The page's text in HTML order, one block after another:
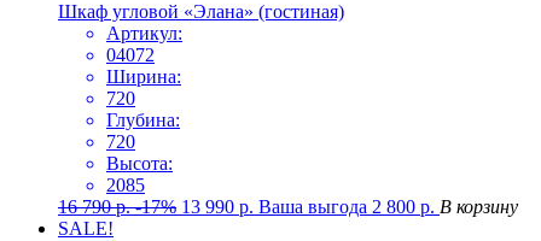
Шкаф угловой «Элана» (гостиная)
Артикул:
04072
Ширина:
720
Глубина:
720
Высота:
2085
16 790р. -17% 13 990 р. Ваша выгода 2 800 р. В корзину
SALE!